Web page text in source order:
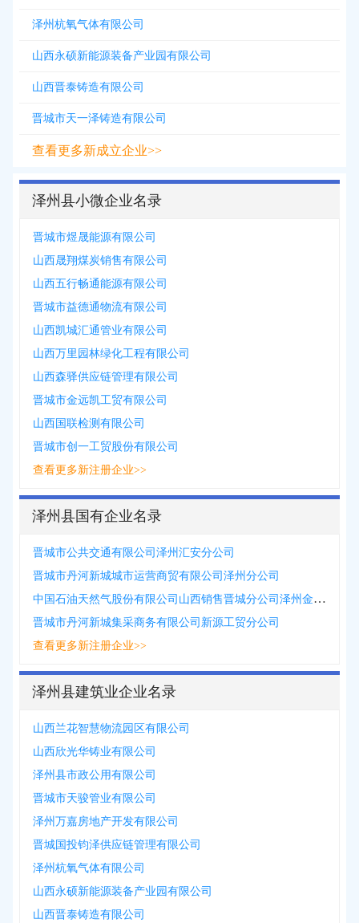
泽州杭氧气体有限公司
山西永硕新能源装备产业园有限公司
山西晋泰铸造有限公司
晋城市天一泽铸造有限公司
查看更多新成立企业>>
泽州县小微企业名录
晋城市煜晟能源有限公司
山西晟翔煤炭销售有限公司
山西五行畅通能源有限公司
晋城市益德通物流有限公司
山西凯城汇通管业有限公司
山西万里园林绿化工程有限公司
山西森驿供应链管理有限公司
晋城市金远凯工贸有限公司
山西国联检测有限公司
晋城市创一工贸股份有限公司
查看更多新注册企业>>
泽州县国有企业名录
晋城市公共交通有限公司泽州汇安分公司
晋城市丹河新城城市运营商贸有限公司泽州分公司
中国石油天然气股份有限公司山西销售晋城分公司泽州金村加气站
晋城市丹河新城集采商务有限公司新源工贸分公司
查看更多新注册企业>>
泽州县建筑业企业名录
山西兰花智慧物流园区有限公司
山西欣光华铸业有限公司
泽州县市政公用有限公司
晋城市天骏管业有限公司
泽州万嘉房地产开发有限公司
晋城国投钧泽供应链管理有限公司
泽州杭氧气体有限公司
山西永硕新能源装备产业园有限公司
山西晋泰铸造有限公司